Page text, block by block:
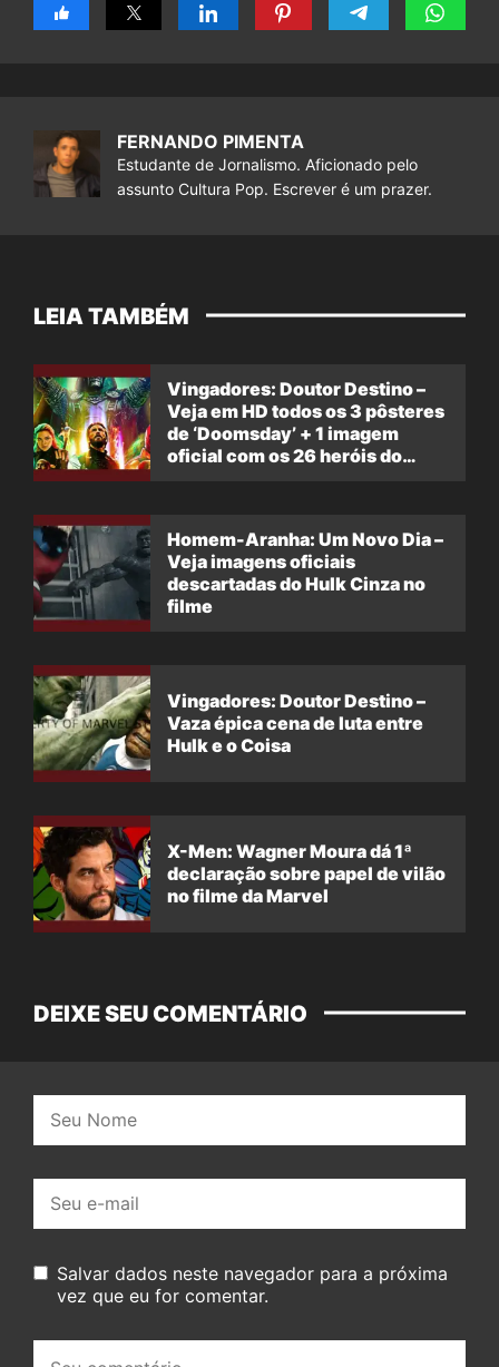
FERNANDO PIMENTA
Estudante de Jornalismo. Aficionado pelo
assunto Cultura Pop. Escrever é um prazer.
LEIA TAMBÉM
Vingadores: Doutor Destino –
Veja em HD todos os 3 pôsteres
de ‘Doomsday’ + 1 imagem
oficial com os 26 heróis do
Homem-Aranha: Um Novo Dia –
Veja imagens oficiais
descartadas do Hulk Cinza no
filme
Vingadores: Doutor Destino –
Vaza épica cena de luta entre
Hulk e o Coisa
X-Men: Wagner Moura dá 1ª
declaração sobre papel de vilão
no filme da Marvel
DEIXE SEU COMENTÁRIO
mail:
Salvar dados neste navegador para a próxima
vez que eu for comentar.